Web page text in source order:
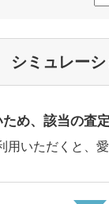
シミュレー
め、該当の査
用いただくと、